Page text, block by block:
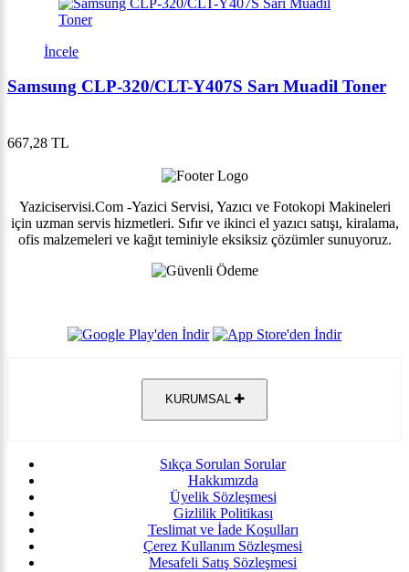
İncele
Samsung CLP-320/CLT-Y407S Sarı Muadil Toner
667,28 TL
Yaziciservisi.Com -Yazici Servisi, Yazıcı ve Fotokopi Makineleri
için uzman servis hizmetleri. Sıfır ve ikinci el yazıcı satışı, kiralama,
ofis malzemeleri ve kağıt teminiyle eksiksiz çözümler sunuyoruz.
KURUMSAL
Sıkça Sorulan Sorular
Hakkımızda
Üyelik Sözleşmesi
Gizlilik Politikası
Teslimat ve İade Koşulları
Çerez Kullanım Sözleşmesi
Mesafeli Satış Sözleşmesi